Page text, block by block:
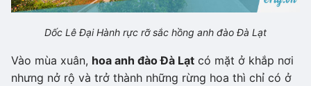
Dốc Lê Đại Hành rực rỡ sắc hồng anh đào Đà Lạt
Vào mùa xuân, hoa anh đào Đà Lạt có mặt ở khắp nơi
nhưng nở rộ và trở thành những rừng hoa thì chỉ có ở